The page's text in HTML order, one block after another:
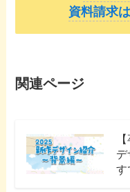
資料請求
関連ページ
デ
す